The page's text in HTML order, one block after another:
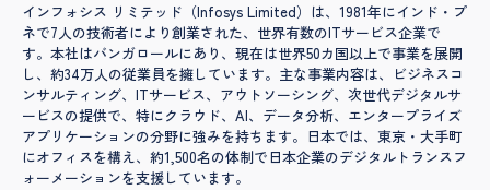
インフォシス リミテッド（Infosys Limited）は、1981年にインド・プ
ネで7人の技術者により創業された、世界有数のITサービス企業で
す。本社はバンガロールにあり、現在は世界50カ国以上で事業を展開
し、約34万人の従業員を擁しています。主な事業内容は、ビジネスコ
ンサルティング、ITサービス、アウトソーシング、次世代デジタルサ
ービスの提供で、特にクラウド、AI、データ分析、エンタープライズ
アプリケーションの分野に強みを持ちます。日本では、東京・大手町
にオフィスを構え、約1,500名の体制で日本企業のデジタルトランスフ
ォーメーションを支援しています。